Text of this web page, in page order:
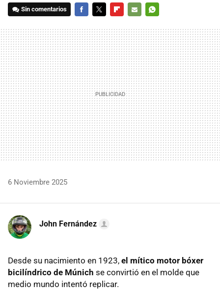
Sin comentarios
MAIL
6 Noviembre 2025
John Fernández
Desde su nacimiento en 1923, el mítico motor bóxer
bicilíndrico de Múnich se convirtió en el molde que
medio mundo intentó replicar.